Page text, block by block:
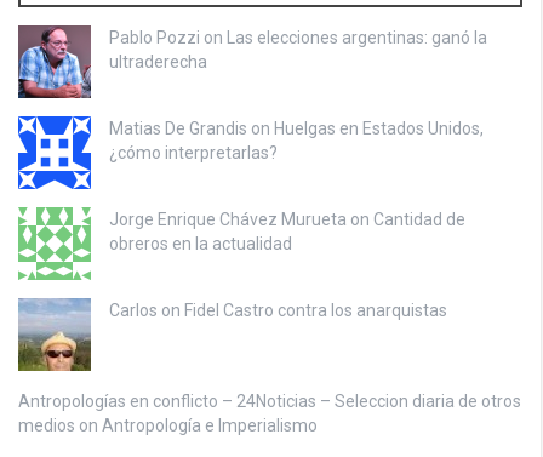
Pablo Pozzi on
Las elecciones argentinas: ganó la
ultraderecha
Matias De Grandis on Huelgas en Estados Unidos,
¿cómo interpretarlas?
Jorge Enrique Chávez Murueta on Cantidad de
obreros en la actualidad
Carlos on Fidel Castro contra los anarquistas
Antropologías en conflicto – 24Noticias – Seleccion diaria de otros
medios on Antropología e Imperialismo